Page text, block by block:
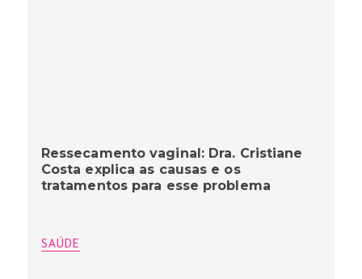
Ressecamento vaginal: Dra. Cristiane
Costa explica as causas e os
tratamentos para esse problema
SAÚDE